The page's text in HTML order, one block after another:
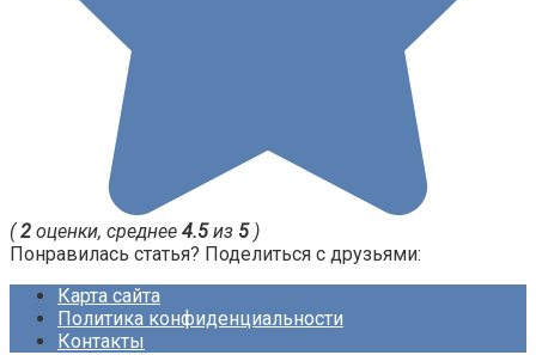
(2 оценки, среднее 4.5из 5)
Понравилась статья? Поделиться с друзьями:
Карта сайта
Политика конфиденциальности
Контакты